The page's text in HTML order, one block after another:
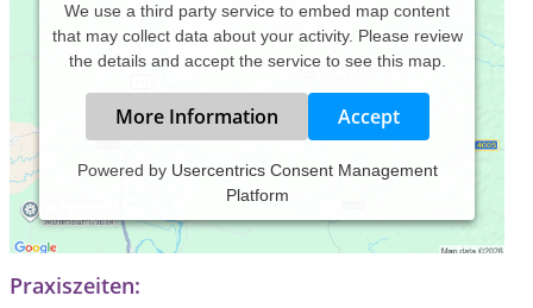
We use a third party service to embed map content
that may collect data about your activity. Please review
the details and accept the service to see this map.
More Information Accept
Powered by Usercentrics Consent Management
Platform
Ich biete Beratung und Therapie für Einzelpersonen, Paare
und Familien an.
Praxiszeiten: